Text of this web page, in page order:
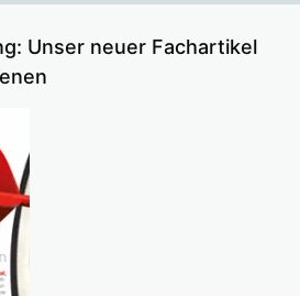
Unser neuer Fachartikel